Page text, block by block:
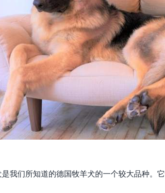
我们所知道的德国牧羊犬的一个较大品种。